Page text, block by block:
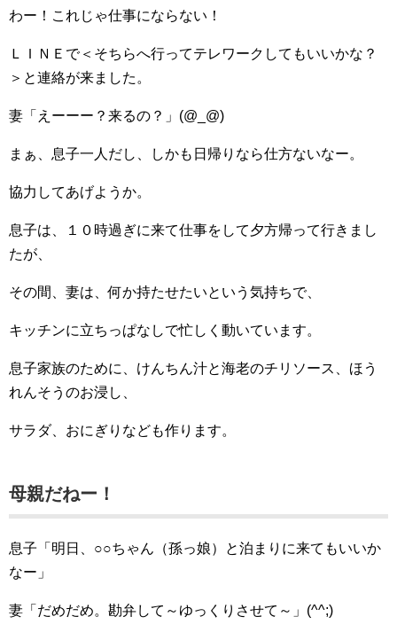
わー！これじゃ仕事にならない！
ＬＩＮＥで＜そちらへ行ってテレワークしてもいいかな？
＞と連絡が来ました。
妻「えーーー？来るの？」(@_@)
まぁ、息子一人だし、しかも日帰りなら仕方ないなー。
協力してあげようか。
息子は、１０時過ぎに来て仕事をして夕方帰って行きまし
たが、
その間、妻は、何か持たせたいという気持ちで、
キッチンに立ちっぱなしで忙しく動いています。
息子家族のために、けんちん汁と海老のチリソース、ほう
れんそうのお浸し、
サラダ、おにぎりなども作ります。
母親だねー！
息子「明日、○○ちゃん（孫っ娘）と泊まりに来てもいいか
なー」
妻「だめだめ。勘弁して～ゆっくりさせて～」(^^;)